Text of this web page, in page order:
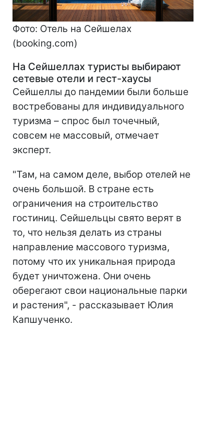
Фото: Отель на Сейшелах
(booking.com)
На Сейшеллах туристы выбирают
сетевые отели и гест-хаусы
Сейшеллы до пандемии были больше
востребованы для индивидуального
туризма – спрос был точечный,
совсем не массовый, отмечает
эксперт.
"Там, на самом деле, выбор отелей не
очень большой. В стране есть
ограничения на строительство
гостиниц. Сейшельцы свято верят в
то, что нельзя делать из страны
направление массового туризма,
потому что их уникальная природа
будет уничтожена. Они очень
оберегают свои национальные парки
и растения", - рассказывает Юлия
Капшученко.